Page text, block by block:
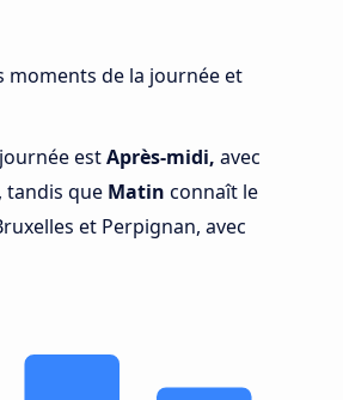
moments de la journée et
estAprès-midi, avec
tandis que Matin connaît le
et Perpignan, avec